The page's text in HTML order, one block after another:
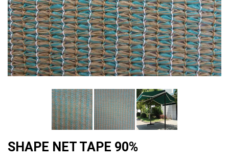
LƯỚI CHẮN GIÓ
LƯỚI CHẮN CHIM
SHAPE NET TAPE 90%